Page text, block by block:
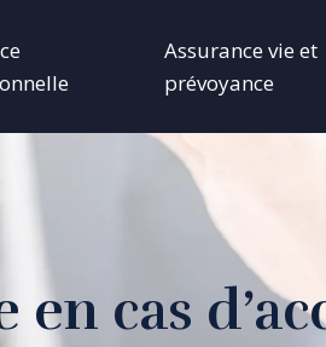
Assurance vie et
prévoyance
cas